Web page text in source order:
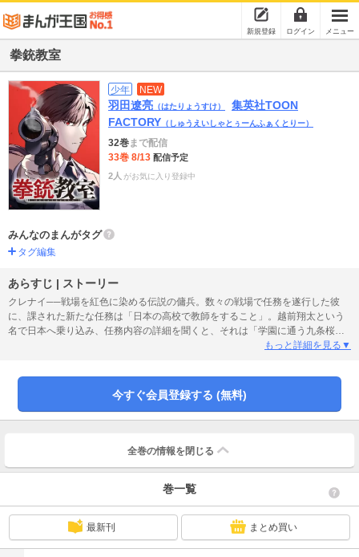
新規登録 ログイン メニュー
拳銃教室
少年 NEW
羽田遼亮 （はたりょうすけ）
集英社TOON
FACTORY （しゅうえいしゃとぅーんふぁくとりー）
32巻まで配信
33巻 8/13 配信予定
2人 がお気に入り登録中
みんなのまんがタグ
タグ編集
あらすじ | ストーリー
クレナイ──戦場を紅色に染める伝説の傭兵。数々の戦場で任務を遂行した彼
に、課された新たな任務は「日本の高校で教師をすること」。越前翔太という
名で日本へ乗り込み、任務内容の詳細を聞くと、それは「学園に通う九条桜子
という女子生徒を守ること」だった。戦場で育ち、女と関わりを持ったことの
もっと詳細を見る▼
今すぐ会員登録する (無料)
全巻の情報を 閉じる
巻一覧
最新刊 まとめ買い